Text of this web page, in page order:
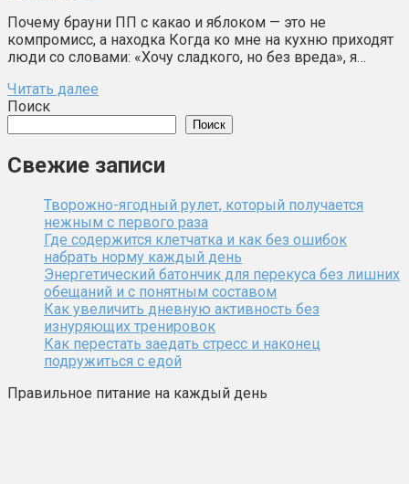
Почему брауни ПП с какао и яблоком — это не
компромисс, а находка Когда ко мне на кухню приходят
люди со словами: «Хочу сладкого, но без вреда», я…
Читать далее
Поиск
Поиск
Свежие записи
Творожно-ягодный рулет, который получается
нежным с первого раза
Где содержится клетчатка и как без ошибок
набрать норму каждый день
Энергетический батончик для перекуса без лишних
обещаний и с понятным составом
Как увеличить дневную активность без
изнуряющих тренировок
Как перестать заедать стресс и наконец
подружиться с едой
Правильное питание на каждый день